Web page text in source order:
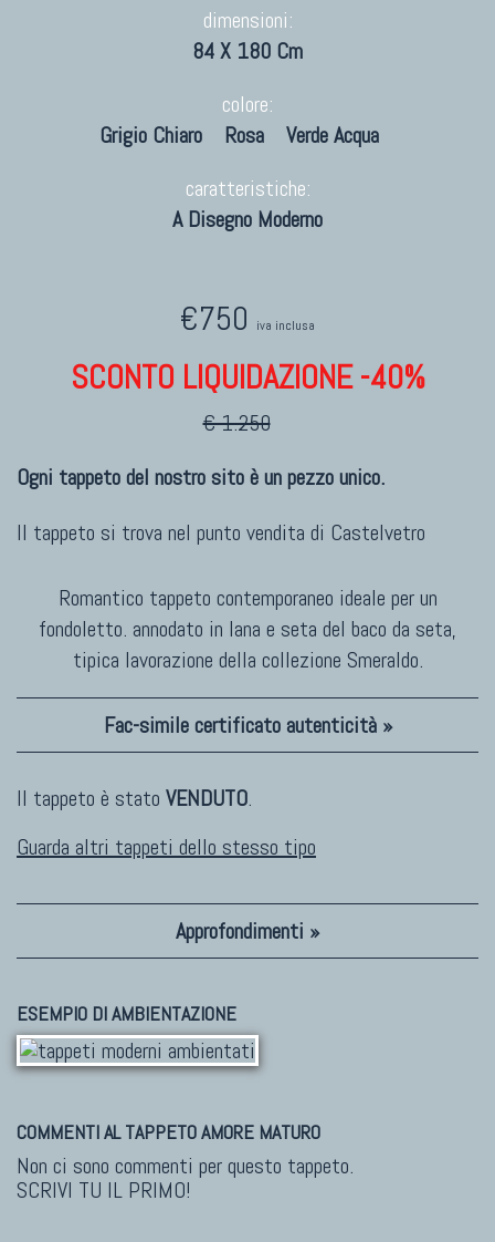
dimensioni:
84 X 180 Cm
colore:
Grigio Chiaro
Rosa
Verde Acqua
caratteristiche:
A Disegno Moderno
€750 iva inclusa
SCONTO LIQUIDAZIONE -40%
€ 1.250
Ogni tappeto del nostro sito è un pezzo unico.
Il tappeto si trova nel punto vendita di Castelvetro
Romantico tappeto contemporaneo ideale per un
fondoletto. annodato in lana e seta del baco da seta,
tipica lavorazione della collezione Smeraldo.
Fac-simile certificato autenticità »
Il tappeto è stato VENDUTO.
Guarda altri tappeti dello stesso tipo
Approfondimenti »
ESEMPIO DI AMBIENTAZIONE
COMMENTI AL TAPPETO AMORE MATURO
Non ci sono commenti per questo tappeto.
SCRIVI TU IL PRIMO!